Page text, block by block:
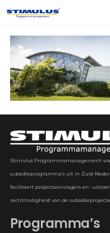
Stimulus Programmamanagement
subsidieprogramma’s uit in Zuid-
faciliteert projectaanvragers en -
rechtmatigheid van de
Programma’s